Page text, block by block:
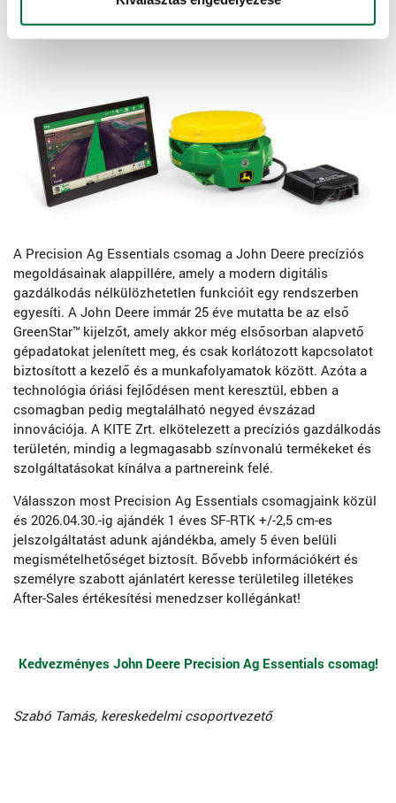
Inaktivitás oka
A Precision Ag Essentials csomag a John Deere precíziós
megoldásainak alappillére, amely a modern digitális
gazdálkodás nélkülözhetetlen funkcióit egy rendszerben
egyesíti. A John Deere immár 25 éve mutatta be az első
GreenStar™ kijelzőt, amely akkor még elsősorban alapvető
gépadatokat jelenített meg, és csak korlátozott kapcsolatot
biztosított a kezelő és a munkafolyamatok között. Azóta a
technológia óriási fejlődésen ment keresztül, ebben a
csomagban pedig megtalálható negyed évszázad
innovációja. A KITE Zrt. elkötelezett a precíziós gazdálkodás
területén, mindig a legmagasabb színvonalú termékeket és
szolgáltatásokat kínálva a partnereink felé.
Válasszon most Precision Ag Essentials csomagjaink közül
és 2026.04.30.-ig ajándék 1 éves SF-RTK +/-2,5 cm-es
jelszolgáltatást adunk ajándékba, amely 5 éven belüli
megismételhetőséget biztosít. Bővebb információkért és
személyre szabott ajánlatért keresse területileg illetékes
After-Sales értékesítési menedzser kollégánkat!
Kedvezményes John Deere Precision Ag Essentials csomag!
Szabó Tamás, kereskedelmi csoportvezető